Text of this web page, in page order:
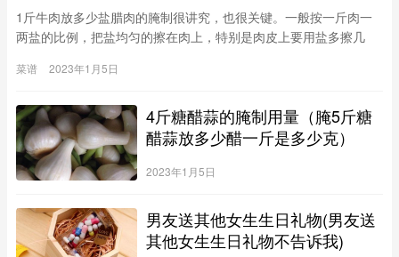
1斤牛肉放多少盐腊肉的腌制很讲究，也很关键。一般按一斤肉一
两盐的比例，把盐均匀的擦在肉上，特别是肉皮上要用盐多擦几
料，这样熏出的腊肉才会有一种纯粹的肉香味。把加好盐的肉放在
放上来。保证肉腌匀。三天后把肉一块一块的用铁丝穿好，挂在阴
凉处晾干，或者挂在风口处风
菜谱 2023年1月5日
4斤糖醋蒜的腌制用量（腌5斤糖
醋蒜放多少醋一斤是多少克）
2023年1月5日
男友送其他女生生日礼物(男友送
其他女生生日礼物不告诉我)